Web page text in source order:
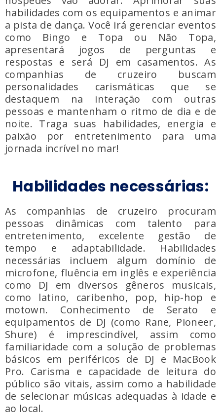
habilidades com os equipamentos e animar
a pista de dança. Você irá gerenciar eventos
como Bingo e Topa ou Não Topa,
apresentará jogos de perguntas e
respostas e será DJ em casamentos. As
companhias de cruzeiro buscam
personalidades carismáticas que se
destaquem na interação com outras
pessoas e mantenham o ritmo de dia e de
noite. Traga suas habilidades, energia e
paixão por entretenimento para uma
jornada incrível no mar!
Habilidades necessárias:
As companhias de cruzeiro procuram
pessoas dinâmicas com talento para
entretenimento, excelente gestão de
tempo e adaptabilidade. Habilidades
necessárias incluem algum domínio de
microfone, fluência em inglês e experiência
como DJ em diversos gêneros musicais,
como latino, caribenho, pop, hip-hop e
motown. Conhecimento de Serato e
equipamentos de DJ (como Rane, Pioneer,
Shure) é imprescindível, assim como
familiaridade com a solução de problemas
básicos em periféricos de DJ e MacBook
Pro. Carisma e capacidade de leitura do
público são vitais, assim como a habilidade
de selecionar músicas adequadas à idade e
ao local.